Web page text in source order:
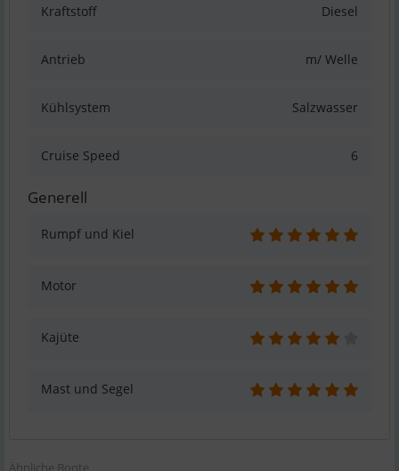
Kraftstoff Diesel
Antrieb m/ Welle
Kühlsystem Salzwasser
Cruise Speed 6
Generell
Rumpf und Kiel
Motor
Kajüte
Mast und Segel
Ähnliche Boote